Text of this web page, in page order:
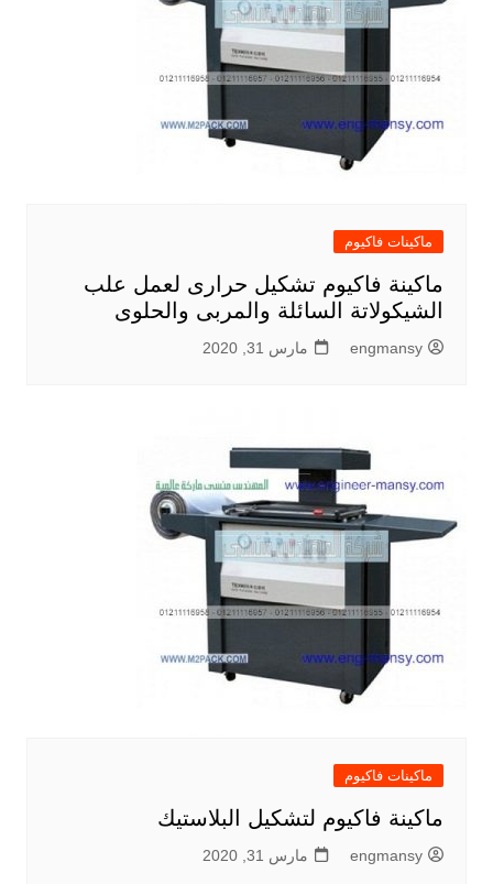
ماكينات فاكيوم
ماكينة فاكيوم تشكيل حرارى لعمل علب
الشيكولاتة السائلة والمربى والحلوى
engmansy مارس 31, 2020
ماكينات فاكيوم
ماكينة فاكيوم لتشكيل البلاستيك
engmansy مارس 31, 2020